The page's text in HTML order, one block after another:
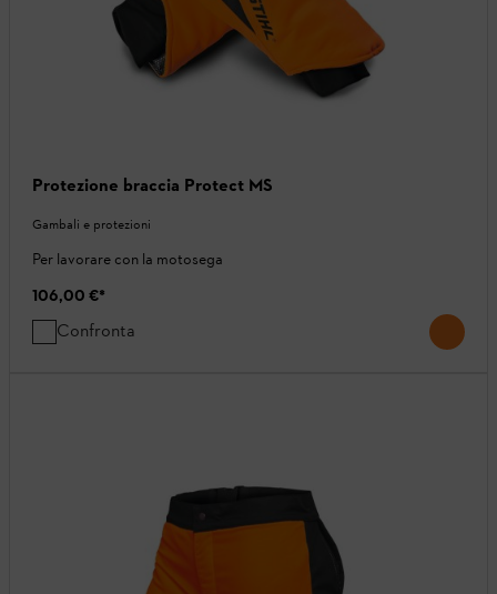
Protezione braccia Protect MS
Gambali e protezioni
Per lavorare con la motosega
106,00 €*
Confronta